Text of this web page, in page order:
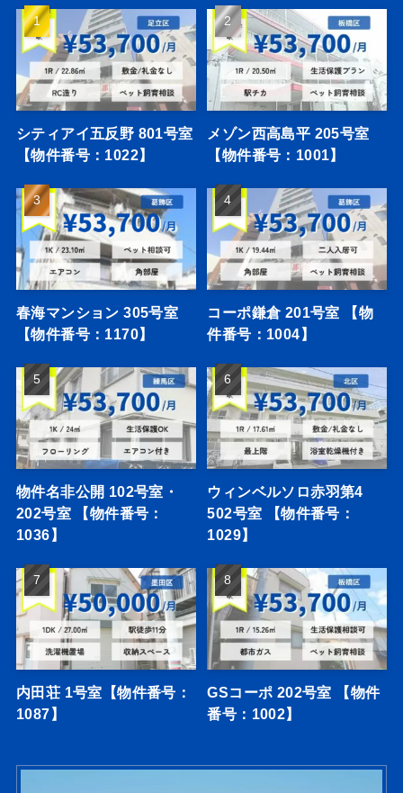
シティアイ五反野 801号室
【物件番号：1022】
メゾン西高島平 205号室
【物件番号：1001】
春海マンション 305号室
【物件番号：1170】
コーポ鎌倉 201号室 【物
件番号：1004】
物件名非公開 102号室・
202号室 【物件番号：
1036】
ウィンベルソロ赤羽第4
502号室 【物件番号：
1029】
内田荘 1号室【物件番号：
1087】
GSコーポ 202号室 【物件
番号：1002】